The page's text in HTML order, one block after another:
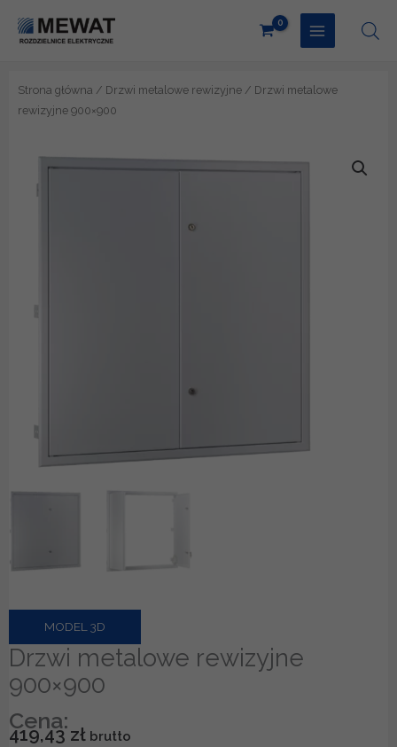
Strona główna / Drzwi metalowe rewizyjne / Drzwi metalowe
rewizyjne 900×900
MODEL 3D
Drzwi metalowe rewizyjne
900×900
Cena:
419,43zł